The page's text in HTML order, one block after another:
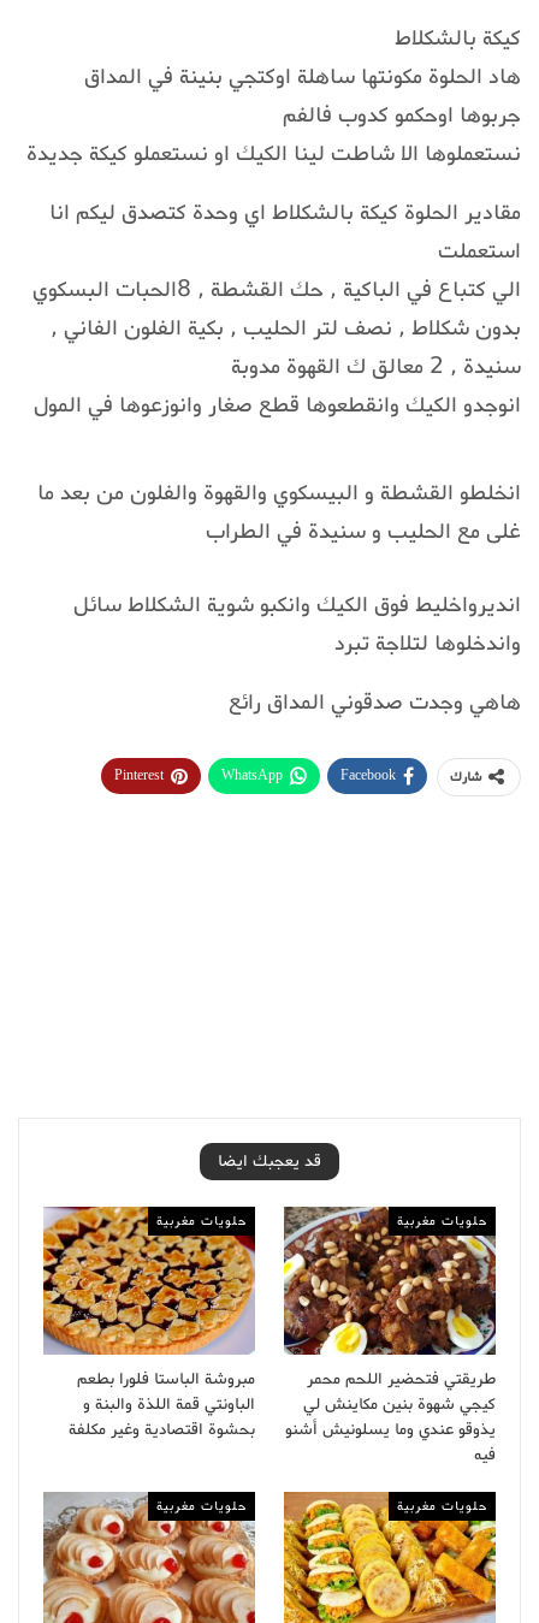
كيكة بالشكلاط
هاد الحلوة مكونتها ساهلة اوكتجي بنينة في المداق
جربوها اوحكمو كدوب فالفم
نستعملوها الا شاطت لينا الكيك او نستعملو كيكة جديدة
مقادير الحلوة كيكة بالشكلاط اي وحدة كتصدق ليكم انا
استعملت
الي كتباع في الباكية , حك القشطة , 8الحبات البسكوي
بدون شكلاط , نصف لتر الحليب , بكية الفلون الفاني ,
سنيدة , 2 معالق ك القهوة مدوبة
انوجدو الكيك وانقطعوها قطع صغار وانوزعوها في المول
انخلطو القشطة و البيسكوي والقهوة والفلون من بعد ما
غلى مع الحليب و سنيدة في الطراب
انديرواخليط فوق الكيك وانكبو شوية الشكلاط سائل
واندخلوها لتلاجة تبرد
هاهي وجدت صدقوني المداق رائع
شارك Facebook
WhatsApp
Pinterest
قد يعجبك ايضا
حلويات مغربية
طريقتي فتحضير اللحم محمر
كيجي شهوة بنين مكاينش لي
يذوقو عندي وما يسلونيش أشنو
فيه
حلويات مغربية
مبروشة الباستا فلورا بطعم
الباونتي قمة اللذة والبنة و
بحشوة اقتصادية وغير مكلفة
حلويات مغربية حلويات مغربية